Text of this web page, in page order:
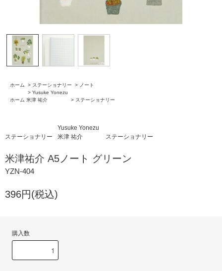
ホーム > ステーショナリー > ノート
ホーム
> Yusuke Yonezu
米津 祐介
> ステーショナリー
ステーショナリー
Yusuke Yonezu
米津 祐介
ステーショナリー
米津祐介 A5ノート グリーン
YZN-404
396円(税込)
購入数